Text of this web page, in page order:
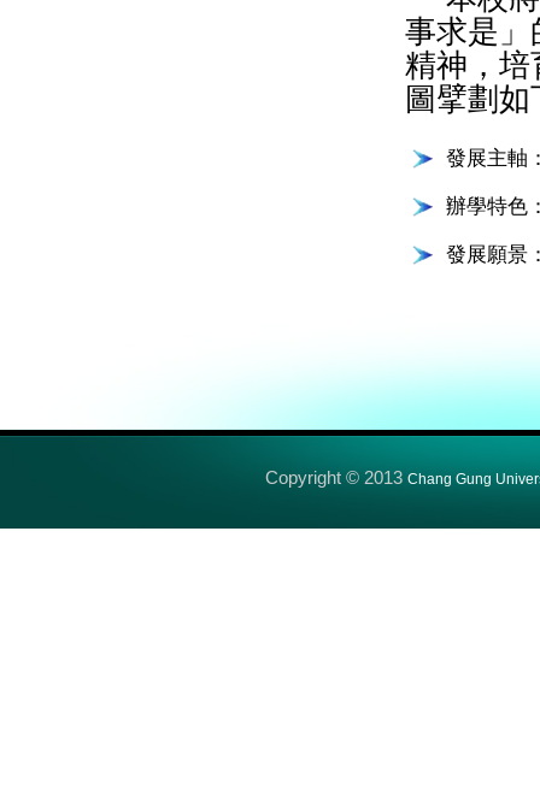
事求是」
精神，培
圖擘劃如
發展主軸
辦學特色
發展願景
Copyright © 2013 Chang Gung